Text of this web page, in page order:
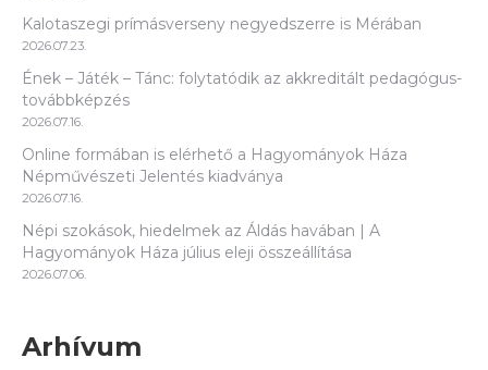
Kalotaszegi prímásverseny negyedszerre is Mérában
2026.07.23.
Ének – Játék – Tánc: folytatódik az akkreditált pedagógus-
továbbképzés
2026.07.16.
Online formában is elérhető a Hagyományok Háza
Népművészeti Jelentés kiadványa
2026.07.16.
Népi szokások, hiedelmek az Áldás havában | A
Hagyományok Háza július eleji összeállítása
2026.07.06.
Arhívum